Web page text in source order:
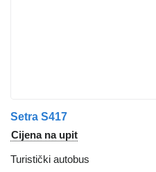
Setra S417
Cijena na upit
Turistički autobus